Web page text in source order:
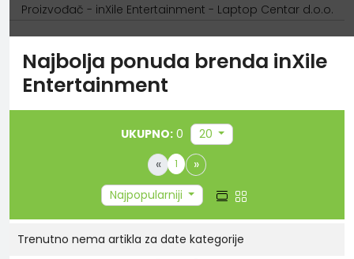
Proizvođač - inXile Entertainment - Laptop Centar d.o.o.
Najbolja ponuda brenda inXile
Entertainment
UKUPNO:0 20
« 1 »
Najpopularniji
Trenutno nema artikla za date kategorije